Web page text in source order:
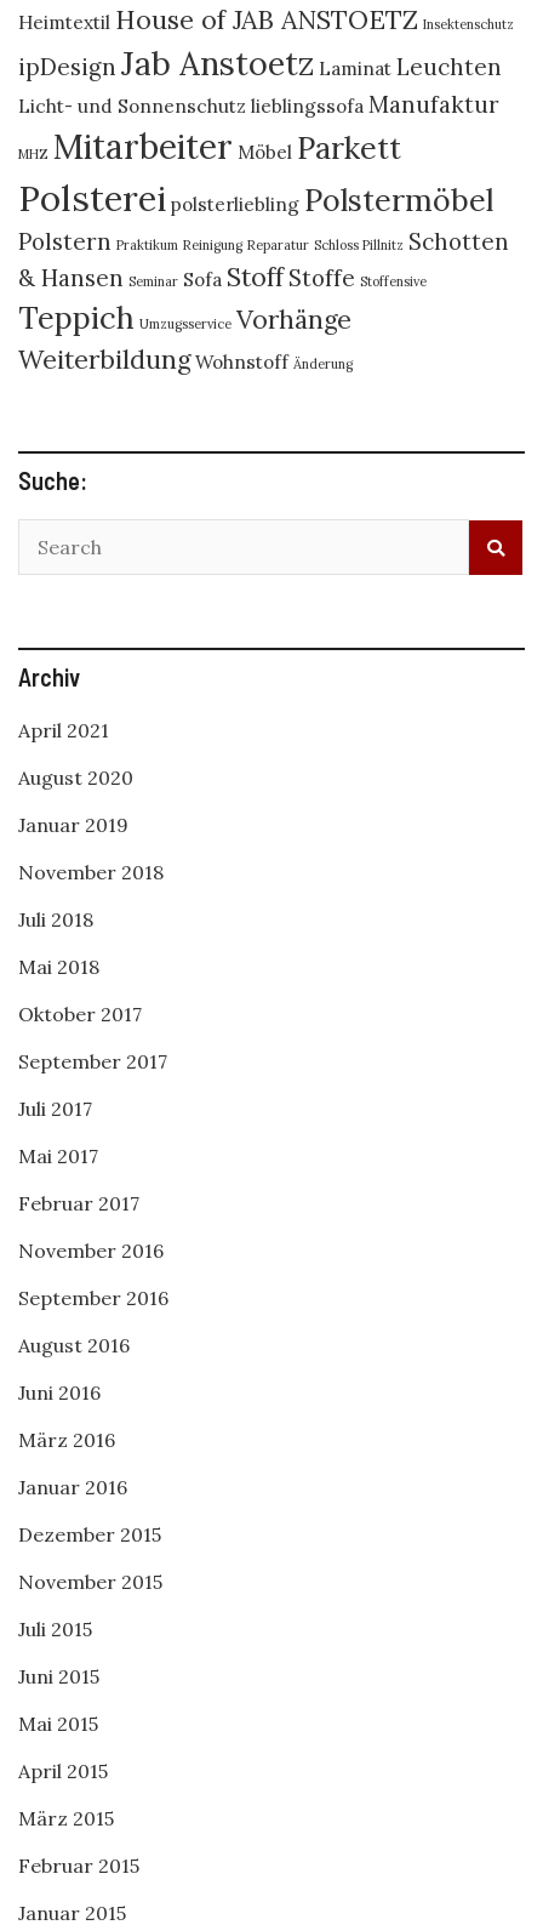
Heimtextil House of JAB ANSTOETZ Insektenschutz
ipDesign Jab Anstoetz Laminat Leuchten
Licht- und Sonnenschutz lieblingssofa Manufaktur
MHZ Mitarbeiter Möbel Parkett
Polsterei polsterliebling Polstermöbel
Polstern Praktikum Reinigung Reparatur Schloss Pillnitz Schotten
& Hansen Seminar Sofa Stoff Stoffe Stoffensive
Teppich Umzugsservice Vorhänge
Weiterbildung Wohnstoff Änderung
Suche:
Archiv
April 2021
August 2020
Januar 2019
November 2018
Juli 2018
Mai 2018
Oktober 2017
September 2017
Juli 2017
Mai 2017
Februar 2017
November 2016
September 2016
August 2016
Juni 2016
März 2016
Januar 2016
Dezember 2015
November 2015
Juli 2015
Juni 2015
Mai 2015
April 2015
März 2015
Februar 2015
Januar 2015